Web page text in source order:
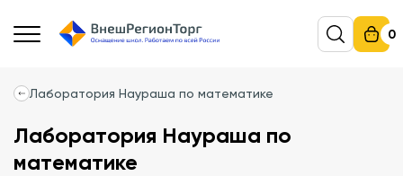
0
Лаборатория Наураша по математике
Лаборатория Наураша по
математике